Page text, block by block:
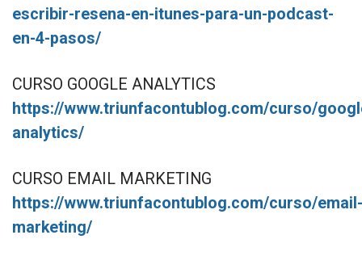
escribir-resena-en-itunes-para-un-podcast-
en-4-pasos/
CURSO GOOGLE ANALYTICS
https://www.triunfacontublog.com/curso/
analytics/
CURSO EMAIL MARKETING
https://www.triunfacontublog.com/curso/email-
marketing/